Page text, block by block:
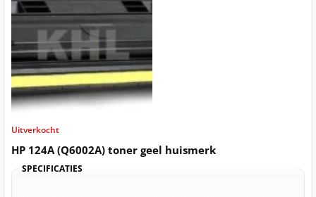
Uitverkocht
HP 124A (Q6002A) toner geel huismerk
SPECIFICATIES